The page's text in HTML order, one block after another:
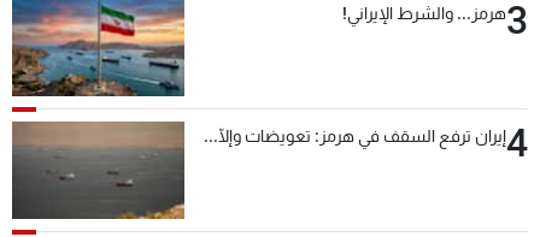
3هرمز... والشرط الإيراني!
4إيران ترفع السقف في هرمز: تعويضات وإلّا...